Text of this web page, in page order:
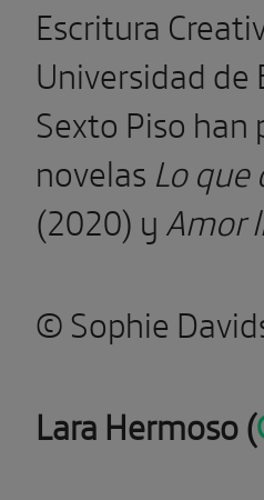
Escritura
Universidad de
Sexto Piso han
novelas Lo que
(2020) yAmor
© Sophie
Lara Hermoso (